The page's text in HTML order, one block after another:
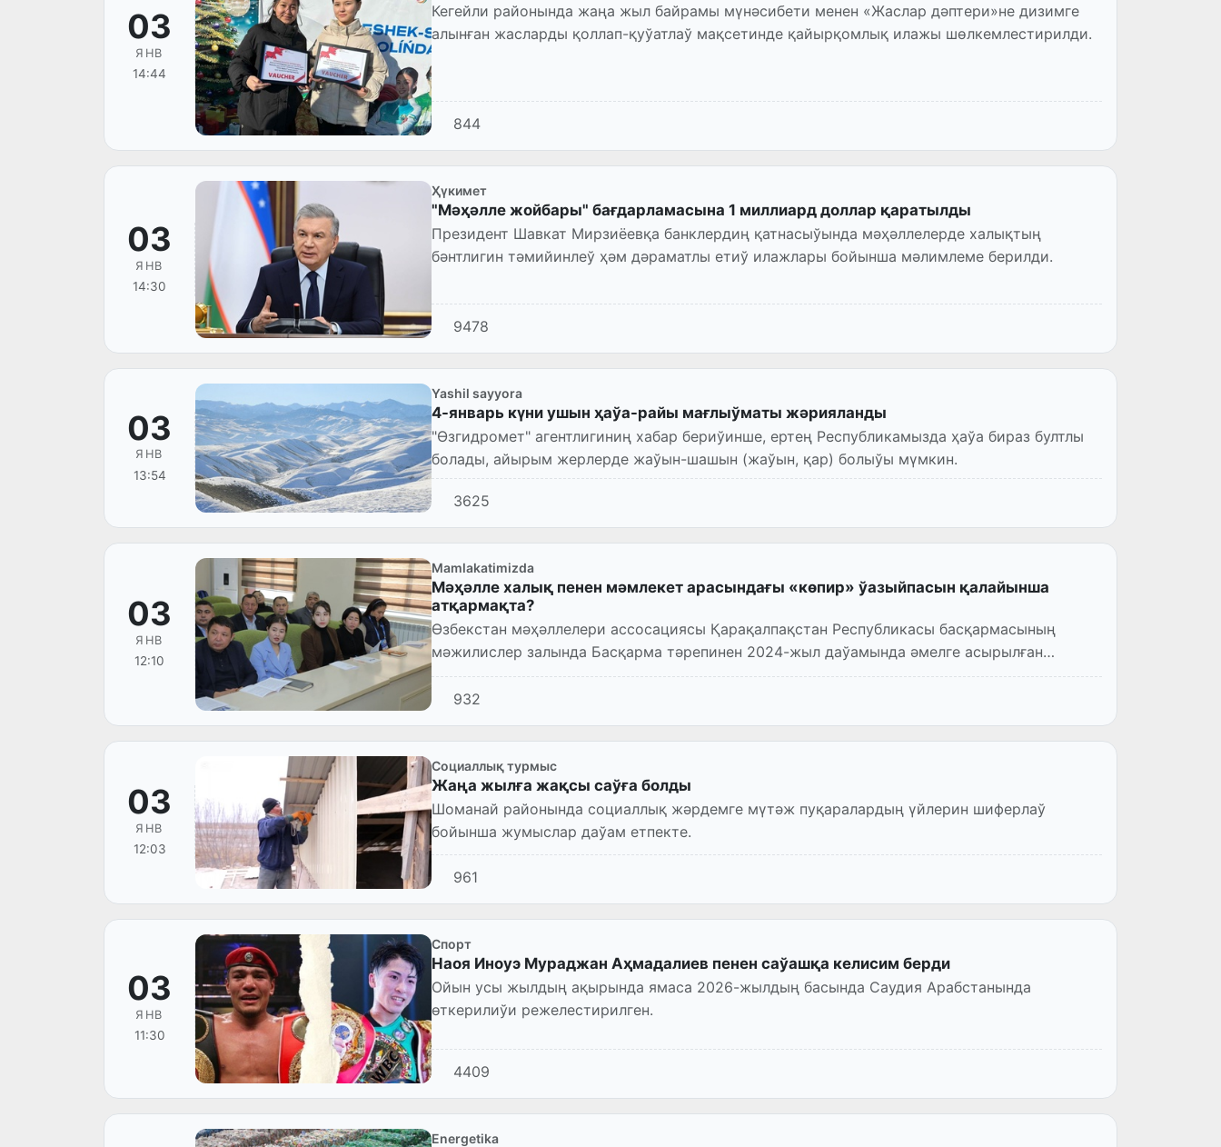
03
ЯНВ
14:44
Кегейли районында жаңа жыл байрамы мүнәсибети менен «Жаслар дәптери»не дизимге
алынған жасларды қоллап-қуўатлаў мақсетинде қайырқомлық илажы шөлкемлестирилди.
844
03
ЯНВ
14:30
Ҳүкимет
"Мәҳәлле жойбары" бағдарламасына 1 миллиард доллар қаратылды
Президент Шавкат Мирзиёевқа банклердиң қатнасыўында мәҳәллелерде халықтың
бәнтлигин тәмийинлеў ҳәм дәраматлы етиў илажлары бойынша мәлимлеме берилди.
9478
03
ЯНВ
13:54
Yashil sayyora
4-январь күни ушын ҳаўа-райы мағлыўматы жәрияланды
"Өзгидромет" агентлигиниң хабар бериўинше, ертең Республикамызда ҳаўа бираз бултлы
болады, айырым жерлерде жаўын-шашын (жаўын, қар) болыўы мүмкин.
3625
03
ЯНВ
12:10
Mamlakatimizda
Мәҳәлле халық пенен мәмлекет арасындағы «көпир» ўазыйпасын қалайынша
атқармақта?
Өзбекстан мәҳәллелери ассосациясы Қарақалпақстан Республикасы басқармасының
мәжилислер залында Басқарма тәрепинен 2024-жыл даўамында әмелге асырылған
жумыслар ҳәм келеси «Қоршаған...
932
03
ЯНВ
12:03
Социаллық турмыс
Жаңа жылға жақсы саўға болды
Шоманай районында социаллық жәрдемге мүтәж пуқаралардың үйлерин шиферлаў
бойынша жумыслар даўам етпекте.
961
03
ЯНВ
11:30
Спорт
Наоя Иноуэ Мураджан Аҳмадалиев пенен саўашқа келисим берди
Ойын усы жылдың ақырында ямаса 2026-жылдың басында Саудия Арабстанында
өткерилиўи режелестирилген.
4409
Energetika